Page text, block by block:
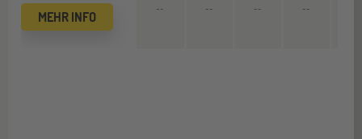
MEHR INFO
-- -- -- --